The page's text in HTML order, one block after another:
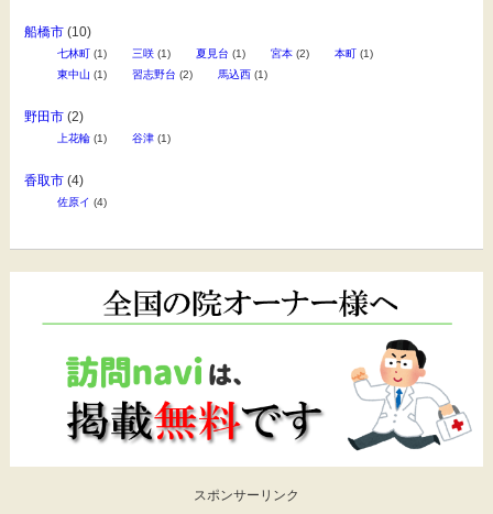
船橋市(10)
七林町(1) 三咲(1) 夏見台 (1) 宮本(2) 本町(1)
東中山 (1) 習志野台 (2) 馬込西(1)
野田市(2)
上花輪(1) 谷津(1)
香取市(4)
佐原イ (4)
スポンサーリンク